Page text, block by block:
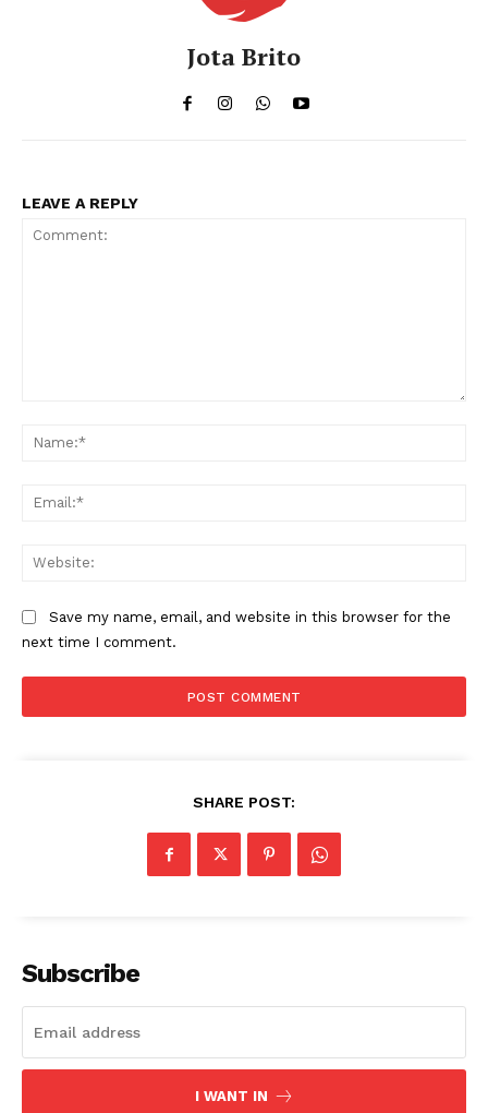
Jota Brito
LEAVE A REPLY
Save my name, email, and website in this browser for the
next time I comment.
SHARE POST:
Subscribe
I WANT IN